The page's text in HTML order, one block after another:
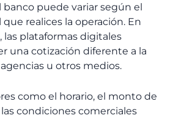
banco puede variar según el
realices la operación. En
las plataformas digitales
una cotización diferente a la
u otros medios.
como el horario, el monto de
condiciones comerciales